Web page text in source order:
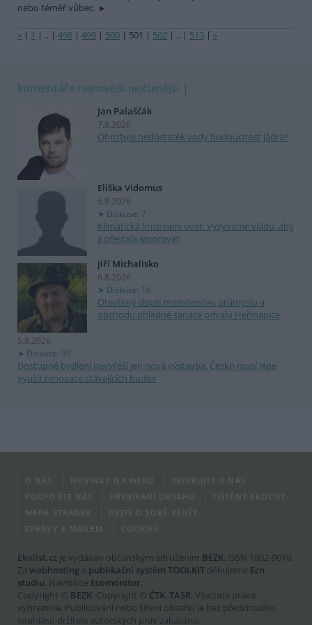
nebo téměř vůbec.
« | 1 | .. | 498 | 499 | 500 | 501 | 502 | .. | 513 | »
komentáře nejnovější nejčtenější
Jan Palaščák
7.8.2026
Ohrožuje nedostatek vody budoucnost jádra?
Eliška Vidomus
6.8.2026
Diskuse: 7
Klimatická krize není over. Vyzýváme vládu, aby
ji přestala ignorovat
Jiří Michalisko
6.8.2026
Diskuse: 16
Otevřený dopis ministerstvu průmyslu a
obchodu ohledně sanace odvalu Heřmanice
5.8.2026
Diskuse: 39
Dostupné bydlení nevyřeší jen nová výstavba. Česko musí lépe
využít renovace stávajících budov
O NÁS NOVINKY NA WEBU
INZERUJTE U NÁS
PODPOŘTE NÁS
PŘEBÍRÁNÍ OBSAHU
TIŠTĚNÝ EKOLIST
MAPA STRÁNEK
DEJTE O SOBĚ VĚDĚT
ZPRÁVY E-MAILEM
COOKIES
Ekolist.cz je vydáván občanským sdružením BEZK. ISSN 1802-9019.
Za webhosting a publikační systém TOOLKIT děkujeme Ecn
studiu. Navštivte Ecomonitor.
Copyright © BEZK. Copyright © ČTK, TASR. Všechna práva
vyhrazena. Publikování nebo šíření obsahu je bez předchozího
souhlasu držitele autorských práv zakázáno.